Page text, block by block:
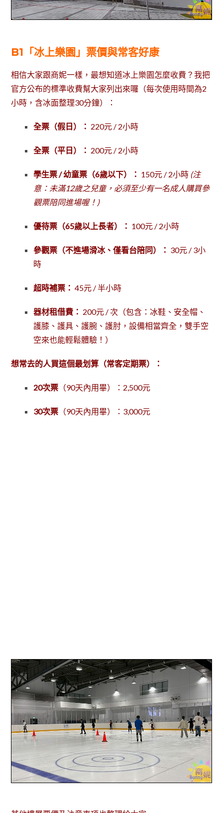
B1「冰上樂園」票價與常客好康
相信大家跟商妮一樣，最想知道冰上樂園怎麼收費？我把
官方公布的標準收費幫大家列出來囉（每次使用時間為2
小時，含冰面整理30分鐘）：
全票（假日）： 220元 / 2小時
全票（平日）： 200元 / 2小時
學生票 / 幼童票（6歲以下）： 150元 / 2小時 (注
意：未滿12歲之兒童，必須至少有一名成人購買參
觀票陪同進場喔！)
優待票（65歲以上長者）： 100元 / 2小時
參觀票（不進場滑冰、僅看台陪同）： 30元 / 3小
時
超時補票： 45元 / 半小時
器材租借費： 200元 / 次（包含：冰鞋、安全帽、
護膝、護具、護腕、護肘，設備相當齊全，雙手空
空來也能輕鬆體驗！）
想常去的人買這個最划算（常客定期票）：
20次票 （90天內用畢）：2,500元
30次票 （90天內用畢）：3,000元